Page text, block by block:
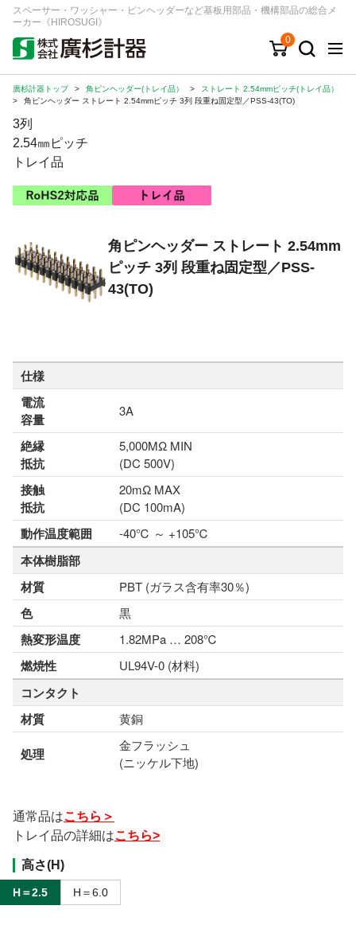
スペーサー・ワッシャー・ピンヘッダーなど基板用部品・機構部品の総合メ
ーカー《HIROSUGI》
0
キーワード 品番/シリーズ
商品カテゴリから探す
ジャンルから探す
シリーズから探す
ログイン
注文・見積りについて
ご利用ガイド
廣杉計器トップ > 角ピンヘッダー(トレイ品） >
ストレート 2.54mmピッチ(トレイ品）
>
角ピンヘッダー ストレート 2.54mmピッチ 3列 段重ね固定型／PSS-43(TO)
3列
2.54㎜ピッチ
トレイ品
角ピンヘッダー ストレート 2.54mm
ピッチ 3列 段重ね固定型／PSS-
43(TO)
仕様
電流
容量
3A
絶縁
抵抗
5,000MΩ MIN
(DC 500V)
接触
抵抗
20mΩ MAX
(DC 100mA)
動作温度範囲 -40℃ ～ +105℃
本体樹脂部
材質
PBT (ガラス含有率30％)
色 黒
熱変形温度 1.82MPa … 208℃
燃焼性 UL94V-0 (材料)
コンタクト
材質
黄銅
処理
金フラッシュ
(ニッケル下地)
通常品はこちら＞
トレイ品の詳細はこちら>
高さ(H)
H＝2.5 H＝6.0